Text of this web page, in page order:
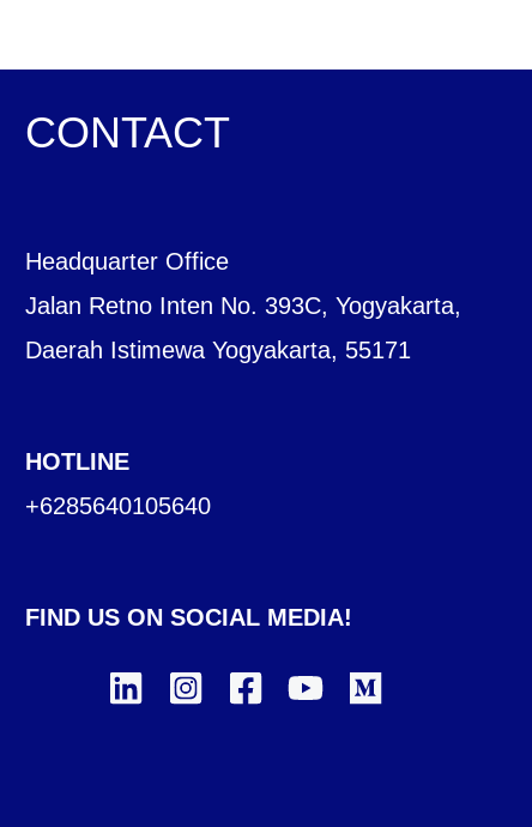
CONTACT
Headquarter Office
Jalan Retno Inten No. 393C, Yogyakarta,
Daerah Istimewa Yogyakarta, 55171
HOTLINE
+6285640105640
FIND US ON SOCIAL MEDIA!